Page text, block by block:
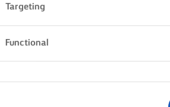
Targeting
Functional